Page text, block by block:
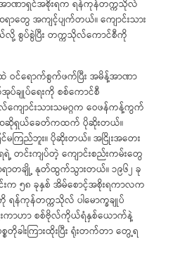
ာဏာရှင်အစိုးရက ရန်ကုန်တက္ကသိုလ်
ာတွေ အကျင့်ပျက်တယ်။ ကျောင်းသား
ယ်လို့ စွပ်စွဲပြီး တက္ကသိုလ်ကောင်စီကို
င်ရောက်စွက်ဖက်ပြီး အမိန့်အာဏာ
ချုပ်ရေးကို စစ်ကောင်စီ
ျောင်းသားသမဂ္ဂက ဝေဖန်ကန့်ကွက်
ဆဆိုရှယ်ခေတ်ကထက် ပိုဆိုးတယ်။
ြင်မကြည်ဘူး။ ပိုဆိုးတယ်။ အငြိုးအတေး
တင်းကျပ်တဲ့ ကျောင်းစည်းကမ်းတွေ
ဆရာတချို့ နုတ်ထွက်သွားတယ်။ ၁၉၆၂ ခု
းက ၅၈ ခုနှစ် အိမ်စောင့်အစိုးရကာလက
ရန်ကုန်တက္ကသိုလ် ပါမောက္ခချုပ်
ဦးကာဟာ စစ်ဗိုလ်ကိုယ်ရံနှစ်ယောက်နဲ့
ခါးကြားထိုးပြီး ရုံးတက်တာ တွေ့ရ